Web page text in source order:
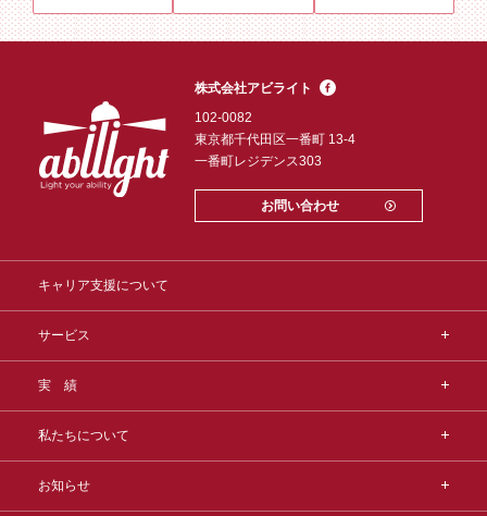
株式会社アビライト
102-0082
東京都千代田区一番町 13-4
一番町レジデンス303
お問い合わせ
キャリア支援について
サービス
実 績
私たちについて
お知らせ